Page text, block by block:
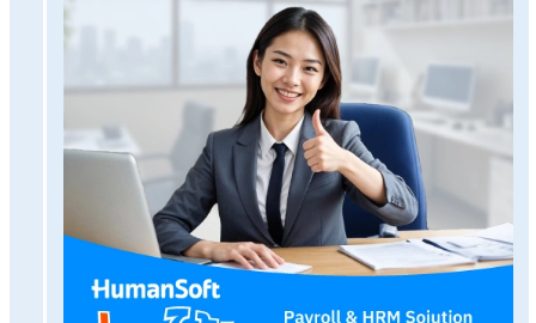
โปรแกรมเงินเดือน HumanSoft
ทดลองใช้ฟรี 30 วันครบทุกฟังก์ชัน
บริการขึ้นระบบ ฟรี ไม่มีค่าใช้จ่ายใดๆ ทั้งสิ้น
ทดลองใช้งานฟรี